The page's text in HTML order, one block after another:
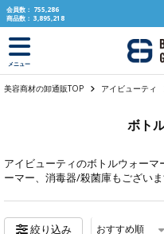
text.skipToContent
text.skipToNavigation
会員数： 755,286
商品数： 3,895,218
メニュー
美容商材の卸通販TOP アイビューティ
ボト
アイビューティのボトルウォーマ
ーマー、 消毒器/殺菌庫もございま
絞り込み おすすめ順